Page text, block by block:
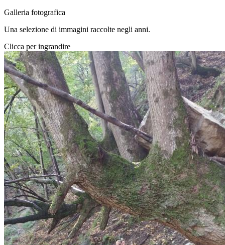
Galleria fotografica
Una selezione di immagini raccolte negli anni.
Clicca per ingrandire